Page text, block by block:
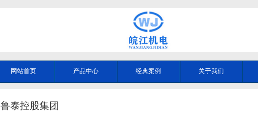
网站首页 产品中心 经典案例 关于我们
鲁泰控股集团